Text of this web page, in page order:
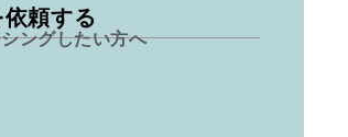
頼する
ングしたい方へ